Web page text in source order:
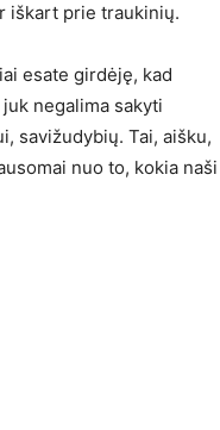
iškart prie traukinių.
esate girdėję, kad
negalima sakyti
savižudybių. Tai, aišku,
nuo to, kokia naši